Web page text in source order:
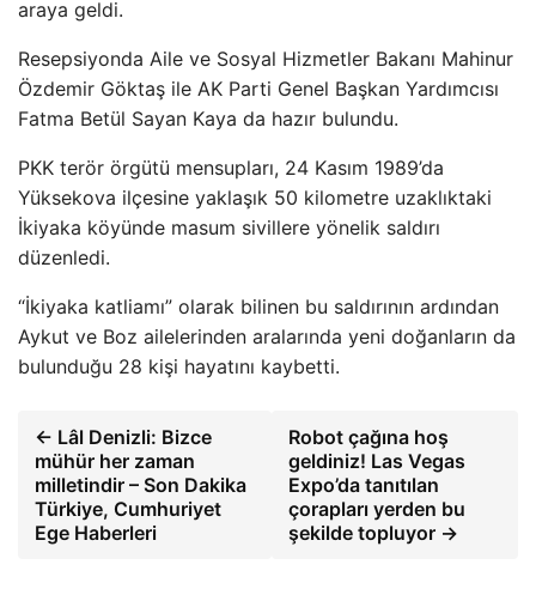
araya geldi.
Resepsiyonda Aile ve Sosyal Hizmetler Bakanı Mahinur
Özdemir Göktaş ile AK Parti Genel Başkan Yardımcısı
Fatma Betül Sayan Kaya da hazır bulundu.
PKK terör örgütü mensupları, 24 Kasım 1989’da
Yüksekova ilçesine yaklaşık 50 kilometre uzaklıktaki
İkiyaka köyünde masum sivillere yönelik saldırı
düzenledi.
“İkiyaka katliamı” olarak bilinen bu saldırının ardından
Aykut ve Boz ailelerinden aralarında yeni doğanların da
bulunduğu 28 kişi hayatını kaybetti.
← Lâl Denizli: Bizce
mühür her zaman
milletindir – Son Dakika
Türkiye, Cumhuriyet
Ege Haberleri
Robot çağına hoş
geldiniz! Las Vegas
Expo’da tanıtılan
çorapları yerden bu
şekilde topluyor →